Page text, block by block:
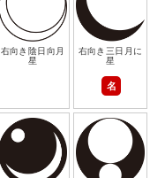
右向き陰日向月
星
右向き三日月に
星
名